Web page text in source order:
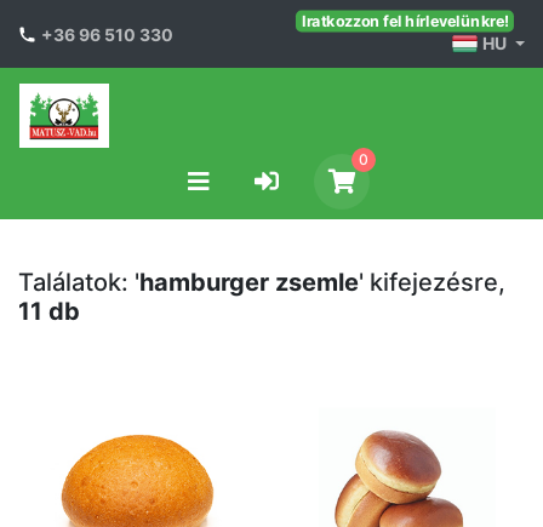
+36 96 510 330
Iratkozzon fel hírlevelünkre!
HU
0
Találatok: 'hamburger zsemle' kifejezésre,
11 db